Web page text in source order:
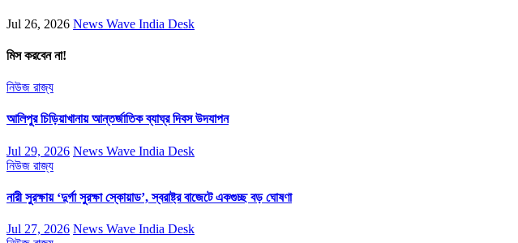
Jul 26, 2026 News Wave India Desk
মিস করবেন না!
নিউজ রাজ্য
আলিপুর চিড়িয়াখানায় আন্তর্জাতিক ব্যাঘ্র দিবস উদযাপন
Jul 29, 2026 News Wave India Desk
নিউজ রাজ্য
নারী সুরক্ষায় ‘দুর্গা সুরক্ষা স্কোয়াড’, স্বরাষ্ট্র বাজেটে একগুচ্ছ বড় ঘোষণা
Jul 27, 2026 News Wave India Desk